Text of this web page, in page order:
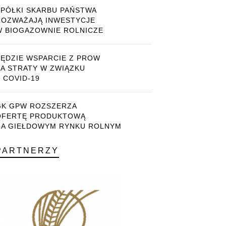
SKARBU PAŃSTWA
INWESTYCJE
BIOGAZOWNIE ROLNICZE
WSPARCIE Z PROW
STRATY W ZWIĄZKU
COVID-19
GPW ROZSZERZA
PRODUKTOWĄ
GIEŁDOWYM RYNKU ROLNYM